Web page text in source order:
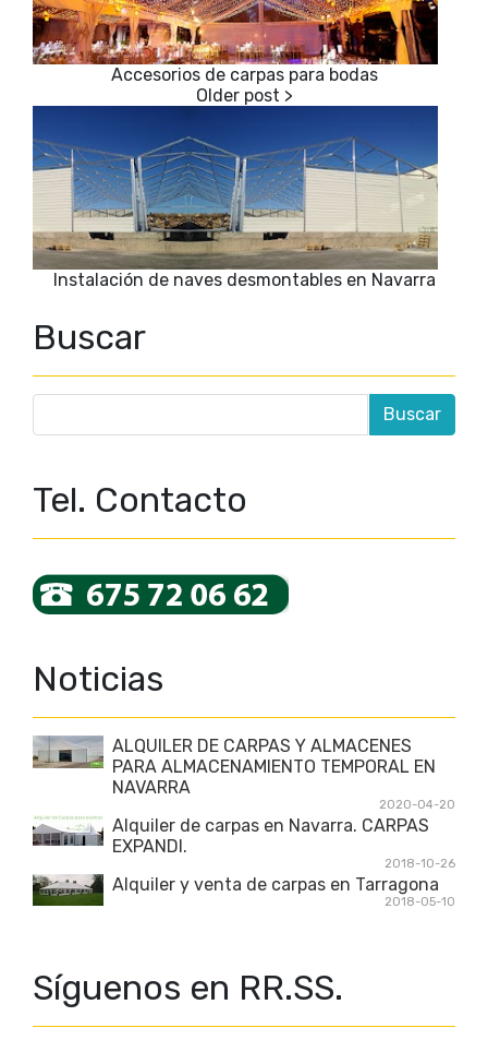
Accesorios de carpas para bodas
Instalación de naves desmontables en Navarra
Buscar
Tel. Contacto
Noticias
ALQUILER DE CARPAS Y ALMACENES
PARA ALMACENAMIENTO TEMPORAL EN
NAVARRA
2020-04-20
Alquiler de carpas en Navarra. CARPAS
EXPANDI.
2018-10-26
Alquiler y venta de carpas en Tarragona
2018-05-10
Síguenos en RR.SS.